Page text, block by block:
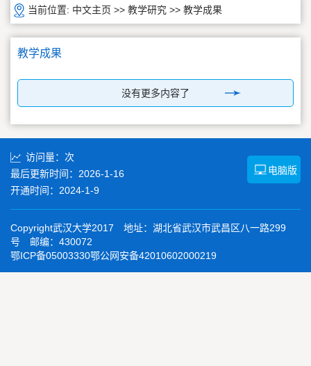
当前位置: 中文主页 >> 教学研究 >> 教学成果
教学成果
没有更多内容了
访问量： 次
最后更新时间： 2026-1-16
开通时间： 2024-1-9
电脑版
Copyright武汉大学2017 地址：湖北省武汉市武昌区八一路299
号 邮编：430072
鄂ICP备05003330鄂公网安备42010602000219